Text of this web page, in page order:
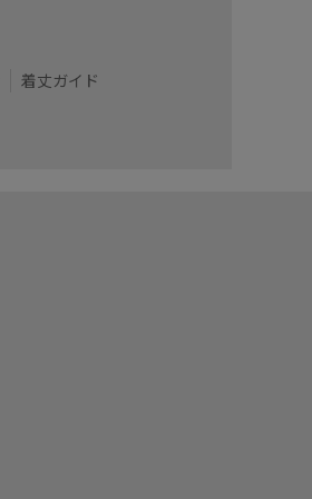
着丈ガイド